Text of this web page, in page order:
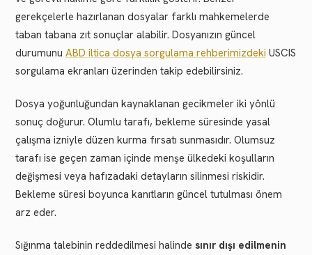
gerekçelerle hazırlanan dosyalar farklı mahkemelerde
taban tabana zıt sonuçlar alabilir. Dosyanızın güncel
durumunu ABD iltica dosya sorgulama rehberimizdeki USCIS
sorgulama ekranları üzerinden takip edebilirsiniz.
Dosya yoğunluğundan kaynaklanan gecikmeler iki yönlü
sonuç doğurur. Olumlu tarafı, bekleme süresinde yasal
çalışma izniyle düzen kurma fırsatı sunmasıdır. Olumsuz
tarafı ise geçen zaman içinde menşe ülkedeki koşulların
değişmesi veya hafızadaki detayların silinmesi riskidir.
Bekleme süresi boyunca kanıtların güncel tutulması önem
arz eder.
Sığınma talebinin reddedilmesi halinde sınır dışı edilmenin